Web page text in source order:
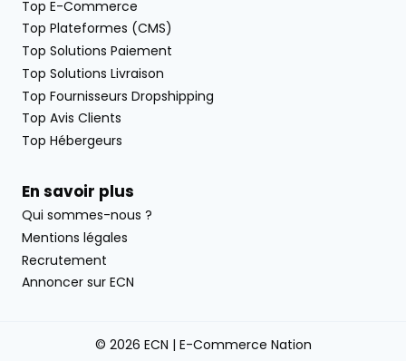
Top E-Commerce
Top Plateformes (CMS)
Top Solutions Paiement
Top Solutions Livraison
Top Fournisseurs Dropshipping
Top Avis Clients
Top Hébergeurs
En savoir plus
Qui sommes-nous ?
Mentions légales
Recrutement
Annoncer sur ECN
© 2026 ECN | E-Commerce Nation